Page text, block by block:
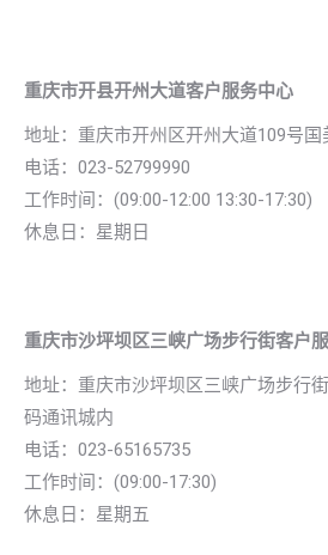
重庆市开县开州大道客户服务中心
地址：重庆市开州区开州大道109号国
电话：023-52799990
工作时间：(09:00-12:00 13:30-17:30)
休息日：星期日
重庆市沙坪坝区三峡广场步行街客户
地址：重庆市沙坪坝区三峡广场步行
码通讯城内
电话：023-65165735
工作时间：(09:00-17:30)
休息日：星期五